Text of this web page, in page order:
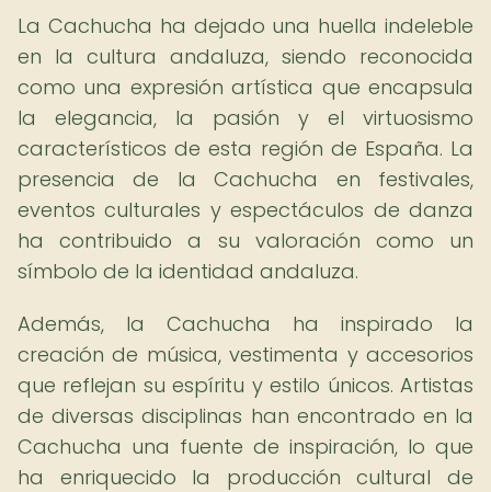
La Cachucha ha dejado una huella indeleble
en la cultura andaluza, siendo reconocida
como una expresión artística que encapsula
la elegancia, la pasión y el virtuosismo
característicos de esta región de España. La
presencia de la Cachucha en festivales,
eventos culturales y espectáculos de danza
ha contribuido a su valoración como un
símbolo de la identidad andaluza.
Además, la Cachucha ha inspirado la
creación de música, vestimenta y accesorios
que reflejan su espíritu y estilo únicos. Artistas
de diversas disciplinas han encontrado en la
Cachucha una fuente de inspiración, lo que
ha enriquecido la producción cultural de